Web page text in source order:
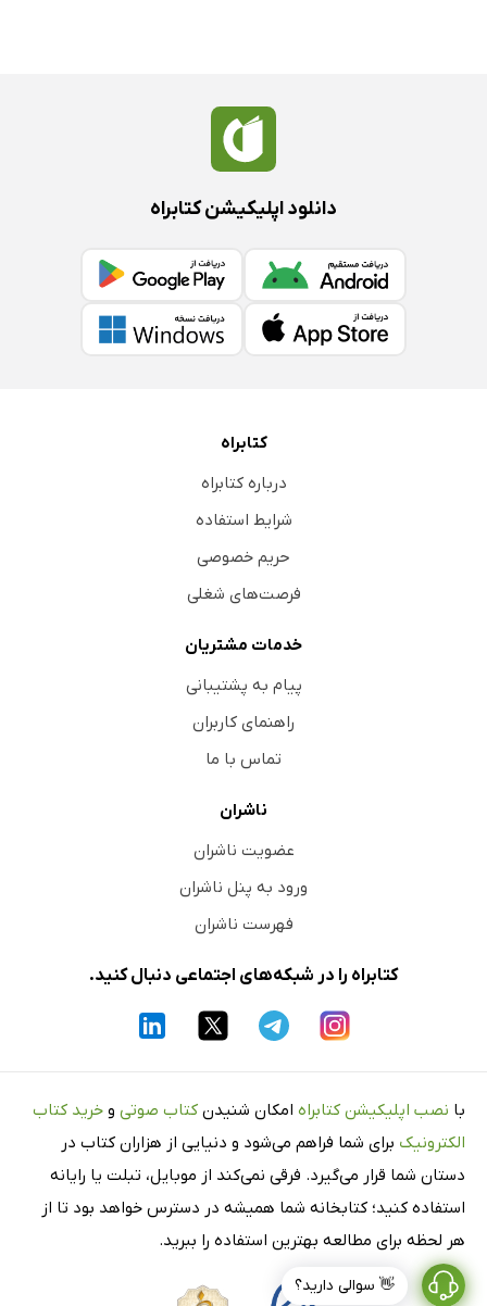
👋 سوالی دارید؟
دانلود اپلیکیشن کتابراه
کتابراه
درباره کتابراه
شرایط استفاده
حریم خصوصی
فرصت‌های شغلی
خدمات مشتریان
پیام به پشتیبانی
راهنمای کاربران
تماس با ما
ناشران
عضویت ناشران
ورود به پنل ناشران
فهرست ناشران
کتابراه را در شبکه‌های اجتماعی دنبال کنید.
با نصب اپلیکیشن کتابراه امکان شنیدن کتاب صوتی و خرید کتاب
الکترونیک برای شما فراهم می‌شود و دنیایی از هزاران کتاب در
دستان شما قرار می‌گیرد. فرقی نمی‌کند از موبایل، تبلت یا رایانه
استفاده کنید؛ کتابخانه شما همیشه در دسترس خواهد بود تا از
هر لحظه برای مطالعه بهترین استفاده را ببرید.